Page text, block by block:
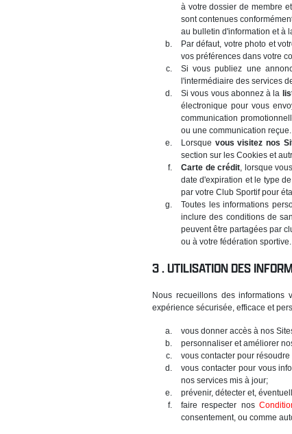
à votre dossier de membre
sont contenues
au bulletin d'information et à
Par défaut, votre photo et
vos préférences dans votre
Si vous publiez une
l'intermédiaire des services
Si vous vous abonnez à la
électronique pour vous
communication
ou une communication reçue.
Lorsque vous visitez nos
section sur les Cookies et
Carte de crédit, lorsque
date d'expiration et le type
par votre Club Sportif pour
Toutes les informations
inclure des conditions de
peuvent être partagées par
ou à votre fédération sportive.
UTILISATION DES
Nous recueillons des informations
expérience sécurisée, efficace et
vous donner accès à nos
personnaliser et améliorer
vous contacter pour
vous contacter pour vous
nos services mis à jour;
prévenir, détecter et,
faire respecter nos
consentement, ou comme